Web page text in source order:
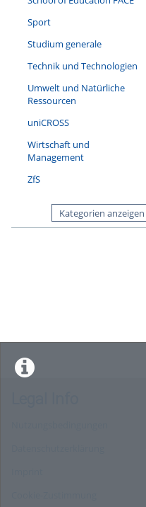
Sport
Studium generale
Technik und Technologien
Umwelt und Natürliche
Ressourcen
uniCROSS
Wirtschaft und
Management
ZfS
Kategorien anzeigen